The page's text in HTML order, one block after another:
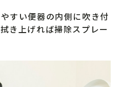
すい便器の内側に吹き付
き上げれば掃除スプレー